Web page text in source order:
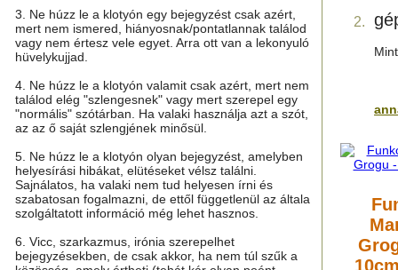
3. Ne húzz le a klotyón egy bejegyzést csak azért,
mert nem ismered, hiányosnak/pontatlannak találod
vagy nem értesz vele egyet. Arra ott van a lekonyuló
hüvelykujjad.
4. Ne húzz le a klotyón valamit csak azért, mert nem
találod elég "szlengesnek" vagy mert szerepel egy
"normális" szótárban. Ha valaki használja azt a szót,
az az ő saját szlengjének minősül.
5. Ne húzz le a klotyón olyan bejegyzést, amelyben
helyesírási hibákat, elütéseket vélsz találni.
Sajnálatos, ha valaki nem tud helyesen írni és
szabatosan fogalmazni, de ettől függetlenül az általa
szolgáltatott információ még lehet hasznos.
6. Vicc, szarkazmus, irónia szerepelhet
bejegyzésekben, de csak akkor, ha nem túl szűk a
2.